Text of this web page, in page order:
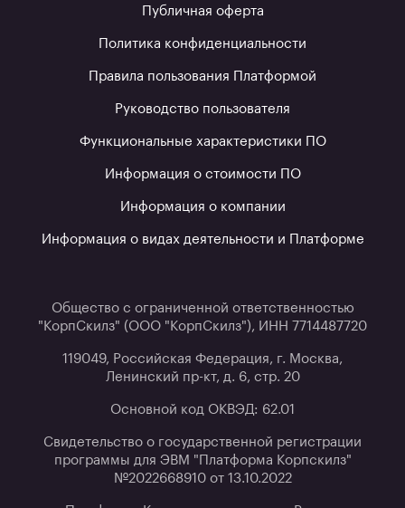
Публичная оферта
Политика конфиденциальности
Правила пользования Платформой
Руководство пользователя
Функциональные характеристики ПО
Информация о стоимости ПО
Информация о компании
Информация о видах деятельности и Платформе
Общество с ограниченной ответственностью
"КорпСкилз" (ООО "КорпСкилз"), ИНН 7714487720
119049, Российская Федерация, г. Москва,
Ленинский пр-кт, д. 6, стр. 20
Основной код ОКВЭД: 62.01
Свидетельство о государственной регистрации
программы для ЭВМ "Платформа Корпскилз"
№2022668910 от 13.10.2022